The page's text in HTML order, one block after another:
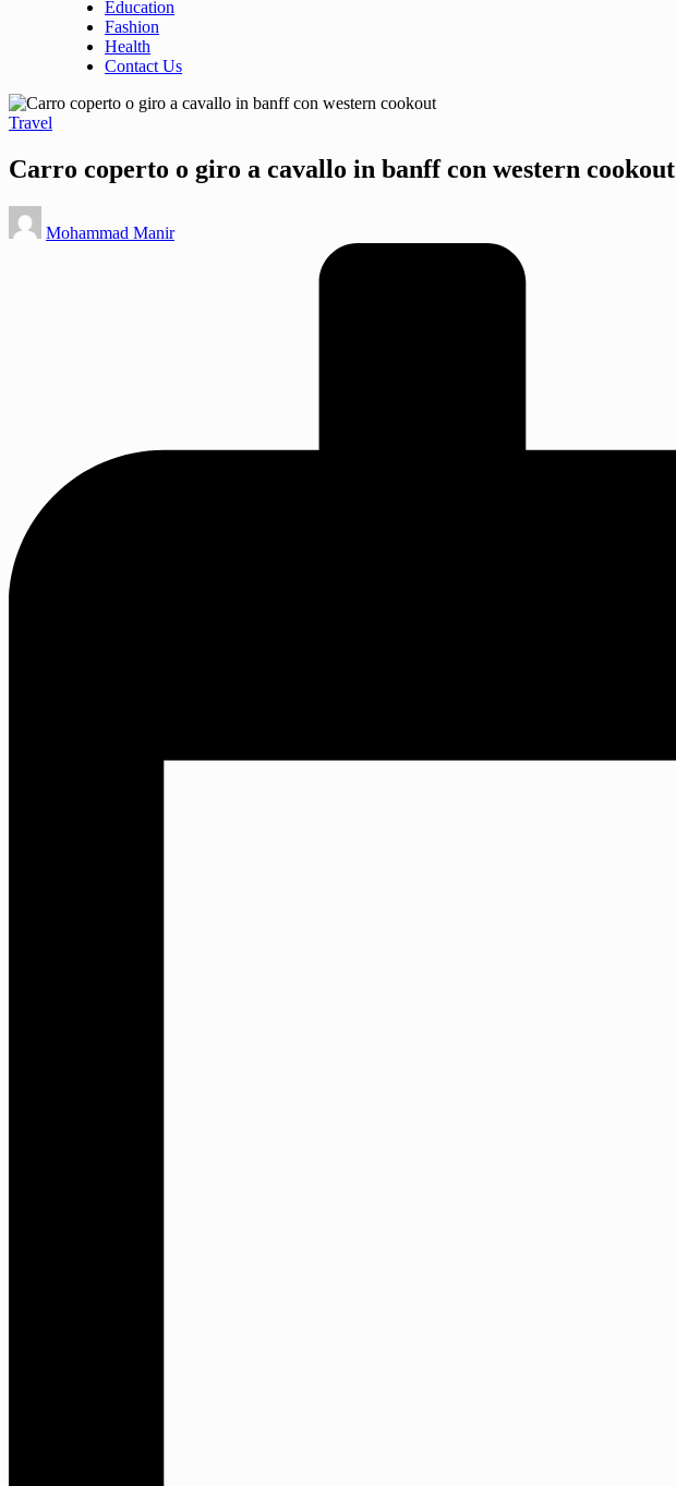
Education
Fashion
Health
Contact Us
Posted
Travel
Carro coperto o giro a cavallo in banff con western cookout
Posted
by
Mohammad Manir